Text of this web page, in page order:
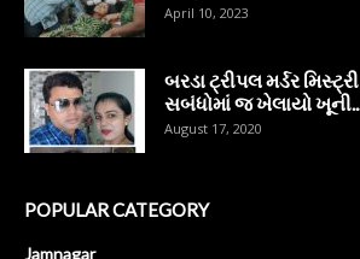
April 10, 2023
બરડા ટ્રીપલ મર્ડર
સબંધોમાં જ ખેલાયો
August 17, 2020
POPULAR CATEGORY
Jamnagar